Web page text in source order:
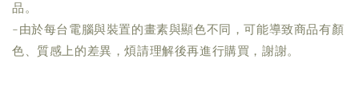
品。
-由於每台電腦與裝置的畫素與顯色不同，可能導致商品有顏
色、質感上的差異，煩請理解後再進行購買，謝謝。